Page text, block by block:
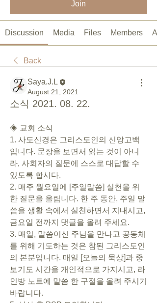
Join
Discussion Media Files Members
Back
Saya.J.L
August 21, 2021
소식 2021. 08. 22.
◈ 교회 소식
1. 사도신경은 그리스도인의 신앙고백
입니다. 문장을 보면서 읽는 것이 아니
라, 사회자의 질문에 스스로 대답할 수
있도록 합시다.
2. 매주 월요일에 [주일말씀] 실천을 위
한 질문을 올립니다. 한 주 동안, 주일 말
씀을 생활 속에서 실천하면서 지내시고,
금요일 전까지 댓글을 올려 주세요.
3. 매일, 말씀이신 주님을 만나고 공동체
를 위해 기도하는 것은 참된 그리스도인
의 본분입니다. 매일 [오늘의 묵상]과 중
보기도 시간을 개인적으로 가지시고, 라
인방 노트에 말씀 한 구절을 올려 주시기
바랍니다.